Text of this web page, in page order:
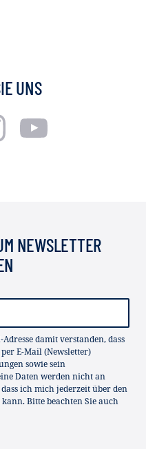
UNS
NEWSLETTER
damit verstanden, dass
E-Mail (Newsletter)
sowie sein
Daten werden nicht an
ich mich jederzeit über den
Bitte beachten Sie auch